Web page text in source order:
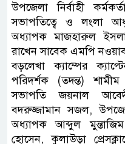
উপজেলা নির্বাহী
সভাপতিত্বে ও লংলা
অধ্যাপক মাজহারুল
রাখেন সাবেক এমপি
বড়লেখা ক্যাম্পের
পরিদর্শক (তদন্ত)
সভাপতি জয়নাল
বদরুজ্জামান সজল,
অধ্যাপক আব্দুল
হোসেন, কুলাউড়া